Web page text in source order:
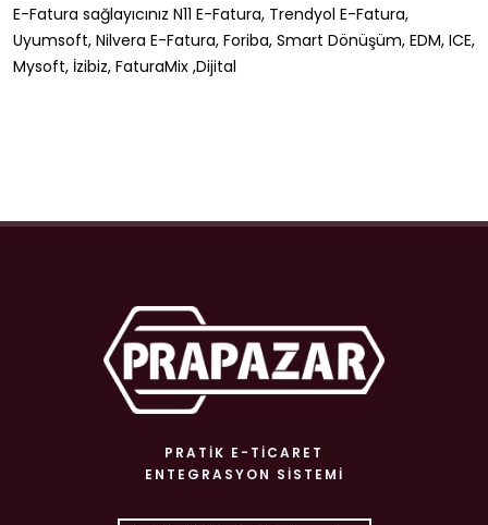
E-Fatura sağlayıcınız N11 E-Fatura, Trendyol E-Fatura,
Uyumsoft, Nilvera E-Fatura, Foriba, Smart Dönüşüm, EDM, ICE,
Mysoft, İzibiz, FaturaMix ,Dijital
PRATIK E-TICARET
ENTEGRASYON SISTEMI